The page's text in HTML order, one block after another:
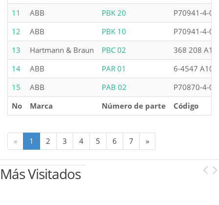
11
ABB PBK 20
P70941-4-
12
ABB PBK 10
P70941-4-
13
Hartmann & Braun PBC 02
368 208 A10
14
ABB PAR 01
6-4547 A10,
15
ABB PAB 02
P70870-4-
No
Marca Número de parte Código
« 1 2 3 4 5 6 7 »
Más Visitados